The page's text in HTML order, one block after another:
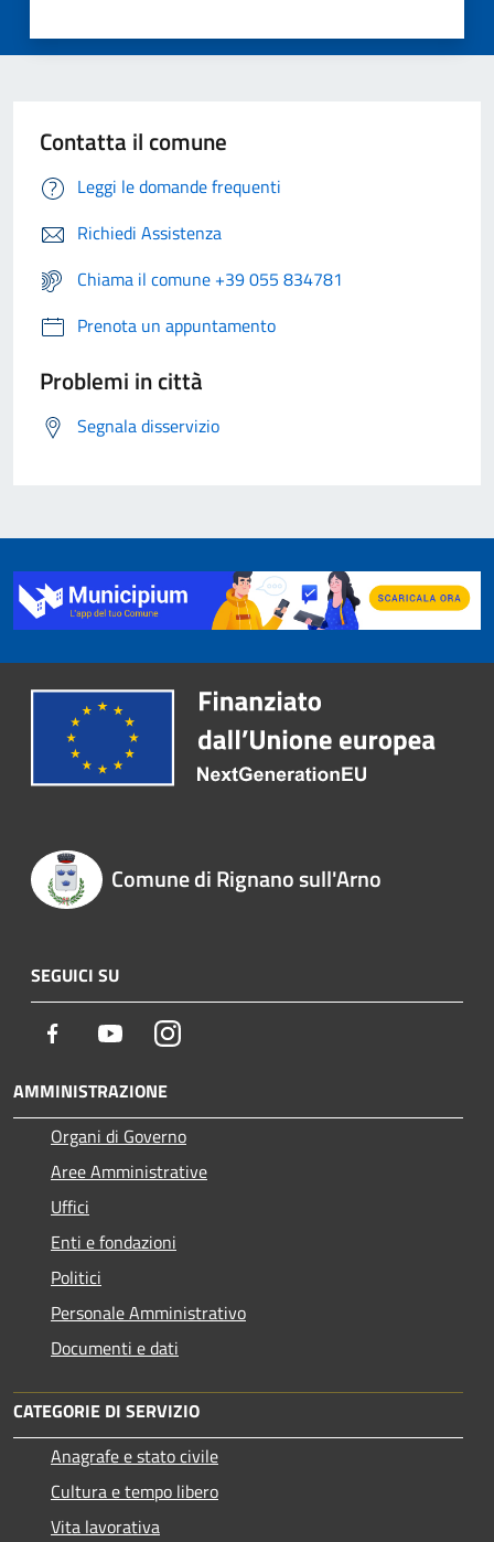
Contatta il comune
Leggi le domande frequenti
Richiedi Assistenza
Chiama il comune +39 055 834781
Prenota un appuntamento
Problemi in città
Segnala disservizio
Comune di Rignano sull'Arno
SEGUICI SU
Facebook YoutubeInstagram
AMMINISTRAZIONE
Organi di Governo
Aree Amministrative
Uffici
Enti e fondazioni
Politici
Personale Amministrativo
Documenti e dati
CATEGORIE DI SERVIZIO
Anagrafe e stato civile
Cultura e tempo libero
Vita lavorativa